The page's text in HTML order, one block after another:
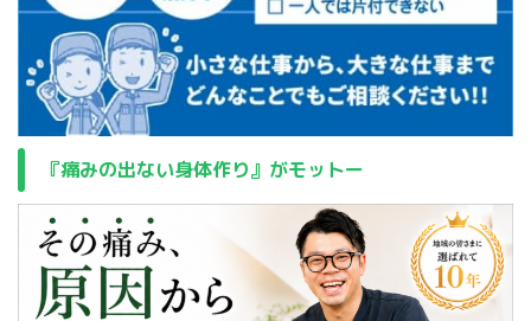
『痛みの出ない身体作り』がモットー